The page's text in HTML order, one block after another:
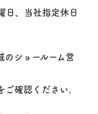
社指定休日
ショールーム営
ご確認ください。